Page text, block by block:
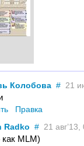
Колобова # 21
Правка
Radko
# 21 авг’13,
MLM)